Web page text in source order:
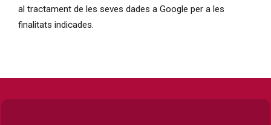
al tractament de les seves dades a Google per a les
finalitats indicades.